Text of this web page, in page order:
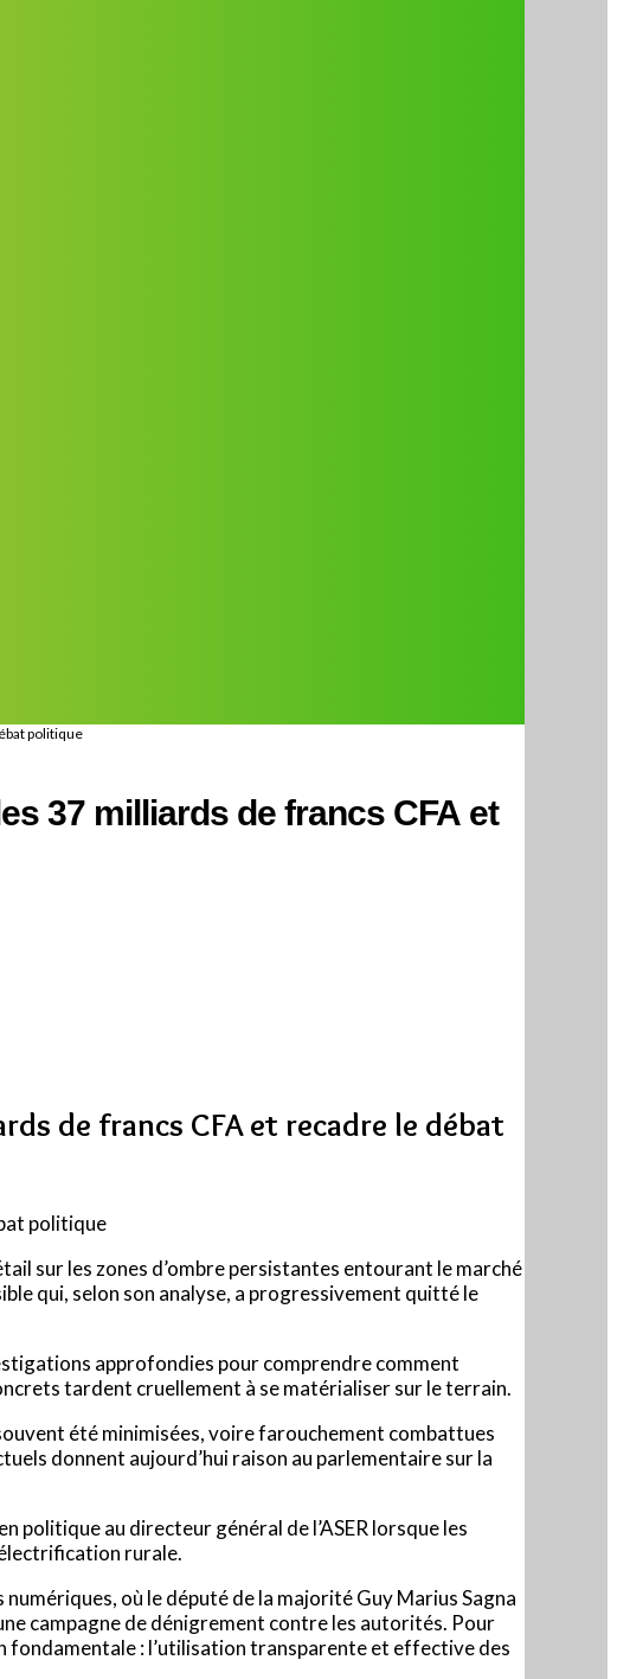
politique
37 milliards de francs CFA et
de francs CFA et recadre le débat
politique
sur les zones d’ombre persistantes entourant le marché
qui, selon son analyse, a progressivement quitté le
approfondies pour comprendre comment
tardent cruellement à se matérialiser sur le terrain.
été minimisées, voire farouchement combattues
donnent aujourd’hui raison au parlementaire sur la
au directeur général de l’ASER lorsque les
rurale.
où le député de la majorité Guy Marius Sagna
campagne de dénigrement contre les autorités. Pour
fondamentale : l’utilisation transparente et effective des